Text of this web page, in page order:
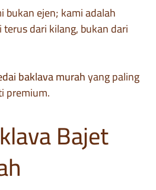
bukan ejen; kami adalah
dari kilang, bukan dari
baklava murahyang paling
premium.
Bajet